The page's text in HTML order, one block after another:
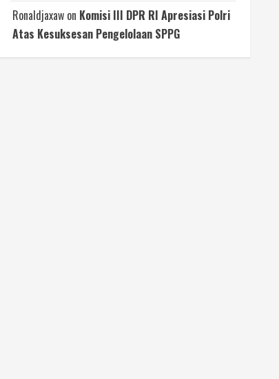
Ronaldjaxaw on Komisi III DPR RI Apresiasi Polri
Atas Kesuksesan Pengelolaan SPPG